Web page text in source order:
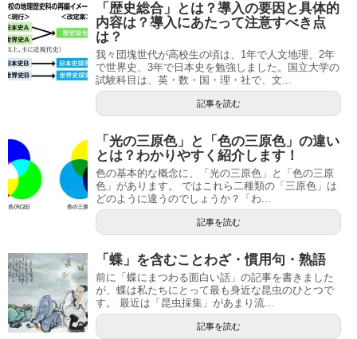
「歴史総合」とは？導入の要因と具体的
内容は？導入にあたって注意すべき点
は？
我々団塊世代が高校生の頃は、1年で人文地理、2年
で世界史、3年で日本史を勉強しました。国立大学の
試験科目は、英・数・国・理・社で、文...
記事を読む
「光の三原色」と「色の三原色」の違い
とは？わかりやすく紹介します！
色の基本的な概念に、「光の三原色」と「色の三原
色」があります。 ではこれら二種類の「三原色」は
どのように違うのでしょうか？「わ...
記事を読む
「蝶」を含むことわざ・慣用句・熟語
前に「蝶にまつわる面白い話」の記事を書きました
が、蝶は私たちにとって最も身近な昆虫のひとつで
す。 最近は「昆虫採集」があまり流...
記事を読む